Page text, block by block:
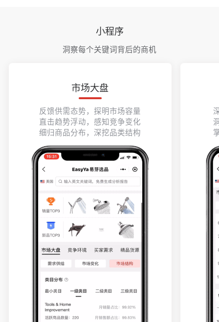
小程序
洞察每个关键词背后的商机
市场大盘
反馈供需态势，探明市场容量
直击趋势浮动，感知竞争变化
细归商品分布，深挖品类结构